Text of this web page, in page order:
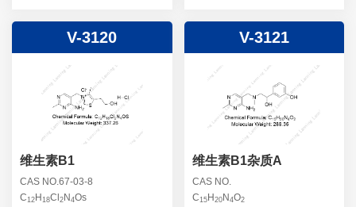
V-3120
维生素B1
CAS NO.67-03-8
C12 H 18Cl 2 N 4Os
V-3121
维生素B1杂质A
CAS NO.
C15H 20N 4O2